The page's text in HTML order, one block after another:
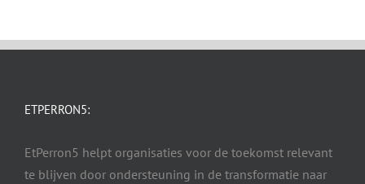
ETPERRON5:
EtPerron5 helpt organisaties voor de toekomst relevant
te blijven door ondersteuning in de transformatie naar